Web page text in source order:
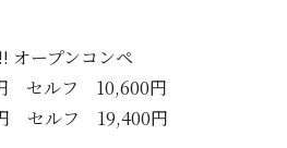
オープンコンペ
セルフ 10,600円
セルフ 19,400円